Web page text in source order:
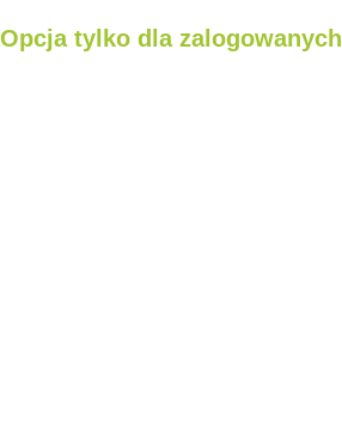
Opcja tylko dla zalogowanych